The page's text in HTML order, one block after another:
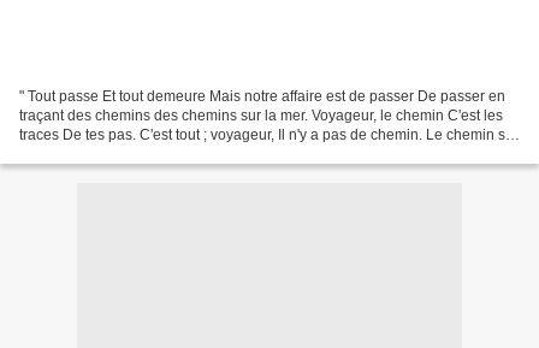
" Tout passe Et tout demeure Mais notre affaire est de passer De passer en
traçant des chemins des chemins sur la mer. Voyageur, le chemin C'est les
traces De tes pas. C'est tout ; voyageur, Il n'y a pas de chemin. Le chemin se